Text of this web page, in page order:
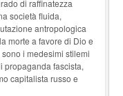
di raffinatezza
società fluida,
antropologica
morte a favore di Dio e
i medesimi stilemi
propaganda fascista,
capitalista russo e